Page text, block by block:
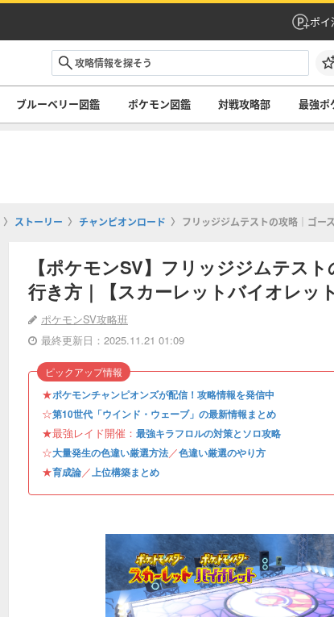
ポイ
ブルーベリー図鑑 ポケモン図鑑 対戦攻略部 最強ポ
ストーリー チャンピオンロード フリッジジムテストの攻略｜ゴー
【ポケモンSV】フリッジジムテス
行き方｜【スカーレットバイオレット
ポケモンSV攻略班
最終更新日：2025.11.21 01:09
★ポケモンチャンピオンズが配信！攻略情報を発信中
☆第10世代「ウインド・ウェーブ」の最新情報まとめ
★最強レイド開催： 最強キラフロルの対策とソロ攻略
☆大量発生の色違い厳選方法／色違い厳選のやり方
★育成論／上位構築まとめ
ピックアップ情報